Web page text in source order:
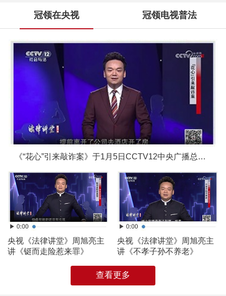
冠领在央视 冠领电视普法
《“花心”引来敲诈案》于1月5日CCTV12中央广播总台圆满播出
央视《法律讲堂》周旭亮主
讲《铤而走险惹来罪》
央视《法律讲堂》周旭亮主
讲《不孝子孙不养老》
查看更多